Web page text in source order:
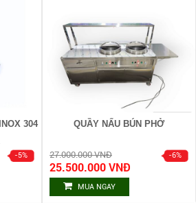
304
QUẦY NẤU BÚN PHỞ
27.000.000 VNĐ
25.500.000 VNĐ
MUA NGAY